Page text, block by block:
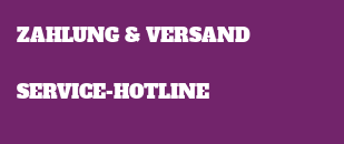
SERVICE-HOTLINE
ZAHLUNG & VERSAND